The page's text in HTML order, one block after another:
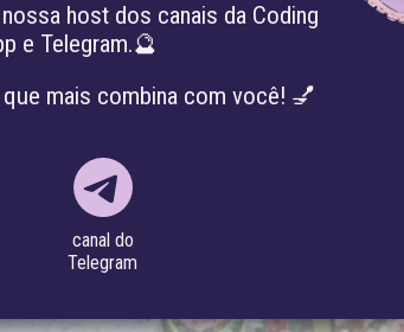
host dos canais da Coding
e Telegram.🔮
mais combina com você! 💅
canal do
Telegram